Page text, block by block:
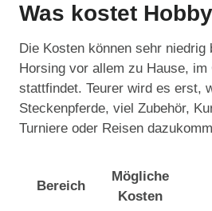
Was kostet
Die Kosten können sehr niedrig
Horsing vor allem zu Hause,
stattfindet. Teurer wird es erst,
Steckenpferde, viel Zubehör,
Turniere oder Reisen
Bereich
Mögliche
Kosten